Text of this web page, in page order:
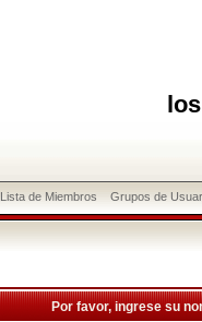
Lista de Miembros Grupos de
Por favor, ingrese su